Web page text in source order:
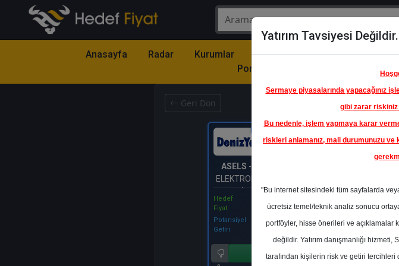
Anasayfa Radar Kurumlar
Model
Portföy
Hisse
Öne
Çıkanlar
Geri Dön
ASELS - ASELSAN
ELEKTRONİK SANAYİ
VE TİCARET A.Ş.
Hedef
Fiyat
Potansiyel
Getiri
%0.00
Yatırım Tavsiyesi Değildir.
Sermaye piyasalarında yapacağınız
gibi zarar riskiniz
Bu nedenle, işlem yapmaya karar
riskleri anlamanız, mali durumunuzu ve
"Bu internet sitesindeki tüm sayfalarda
ücretsiz temel/teknik analiz sonucu
portföyler, hisse önerileri ve açıklamalar
değildir. Yatırım danışmanlığı
tarafından kişilerin risk ve getiri tercihleri